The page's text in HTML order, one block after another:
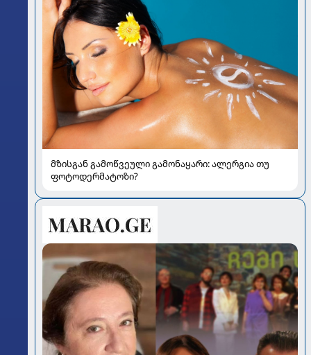
მზისგან გამოწვეული გამონაყარი: ალერგია თუ
ფოტოდერმატოზი?